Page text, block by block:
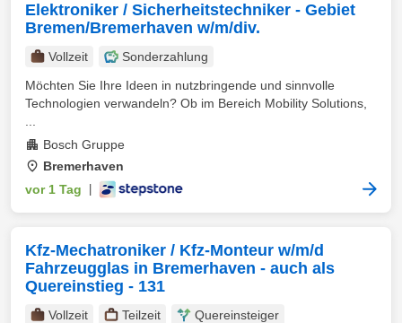
Elektroniker / Sicherheitstechniker - Gebiet
Bremen/Bremerhaven w/m/div.
Vollzeit
Sonderzahlung
Möchten Sie Ihre Ideen in nutzbringende und sinnvolle
Technologien verwandeln? Ob im Bereich Mobility Solutions,
Bosch Gruppe
Bremerhaven
vor 1 Tag
Kfz-Mechatroniker / Kfz-Monteur w/m/d
Fahrzeugglas in Bremerhaven - auch als
Quereinstieg - 131
Vollzeit Teilzeit
Quereinsteiger